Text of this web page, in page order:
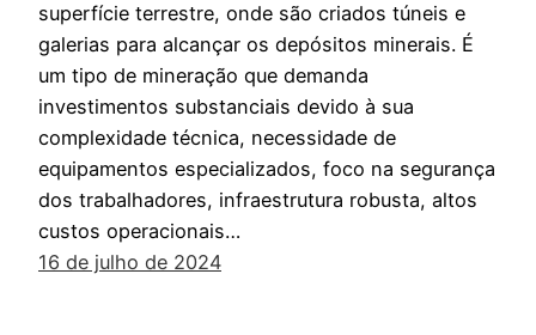
superfície terrestre, onde são criados túneis e
galerias para alcançar os depósitos minerais. É
um tipo de mineração que demanda
investimentos substanciais devido à sua
complexidade técnica, necessidade de
equipamentos especializados, foco na segurança
dos trabalhadores, infraestrutura robusta, altos
custos operacionais…
16 de julho de 2024